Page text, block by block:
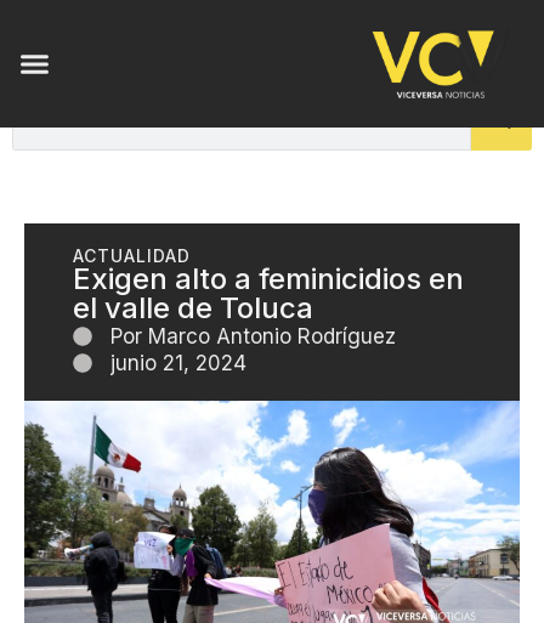
ACTUALIDAD
Exigen alto a feminicidios en
el valle de Toluca
Por Marco Antonio Rodríguez
junio 21, 2024